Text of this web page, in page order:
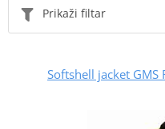
Prikaži filtar
Softshell jacket GMS